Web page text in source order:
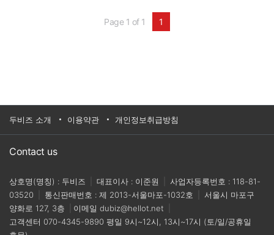
Page 1 of 1 1
두비즈 소개 이용약관 개인정보취급방침
Contact us
상호명(명칭) : 두비즈 대표이사 : 이준원
사업자등록번호 : 118-81-
03520
통신판매번호 : 제 2013-서울마포-1032호
서울시 마포구
양화로 127, 3층
이메일 dubiz@hellot.net
고객센터 070-4345-9890 평일 9시~12시, 13시~17시 (토/일/공휴일